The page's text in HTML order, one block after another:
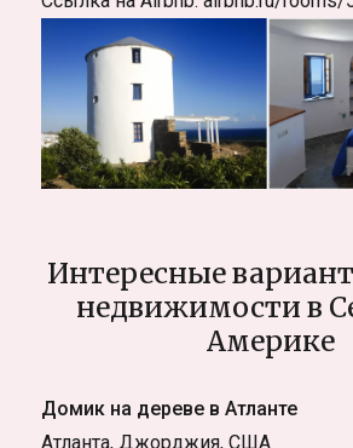
Интересные
недвижимости в
Америке
Домик на дереве в Атланте
Атланта, Джорджия, США